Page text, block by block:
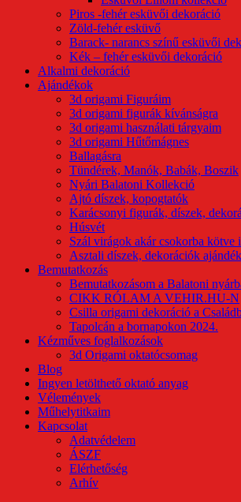
Piros -fehér esküvői dekoráció
Zöld-fehér esküvő
Barack- narancs színű esküvői
Kék – fehér esküvői dekoráció
Alkalmi dekoráció
Ajándékok
3d origami Figuráim
3d origami figurák kívánságra
3d origami használati tárgyaim
3d origami Hűtőmágnes
Ballagásra
Tündérek, Manók, Babák, Boszik
Nyári Balatoni Kollekció
Ajtó díszek, kopogtatók
Karácsonyi figurák, díszek,
Húsvét
Szál virágok akár csokorba kötve
Asztali díszek, dekorációk
Bemutatkozás
Bemutatkozásom a Balatoni
CIKK RÓLAM A VEHIR.HU-N
Csilla origami dekoráció a
Tapolcán a bornapokon 2024.
Kézműves foglalkozások
3d Origami oktatócsomag
Blog
Ingyen letölthető oktató anyag
Vélemények
Műhelytitkaim
Kapcsolat
Adatvédelem
ÁSZF
Elérhetőség
Arhív